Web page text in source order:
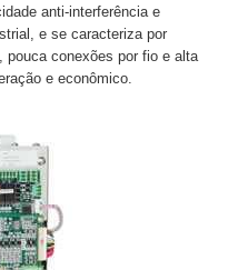
anti-interferência e
e se caracteriza por
pouca conexões por fio e alta
e econômico.